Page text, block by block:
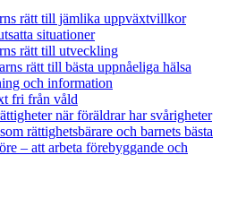
rätt till jämlika uppväxtvillkor
situationer
rätt till utveckling
rätt till bästa uppnåeliga hälsa
och information
fri från våld
när föräldrar har svårigheter
rättighetsbärare och barnets bästa
– att arbeta förebyggande och